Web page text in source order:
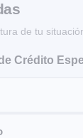
de tu
Crédito